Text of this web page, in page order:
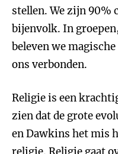
stellen. We zijn 90%
bijenvolk. In
beleven we
ons verbonden.
Religie is een
zien dat de grote
en Dawkins het mis